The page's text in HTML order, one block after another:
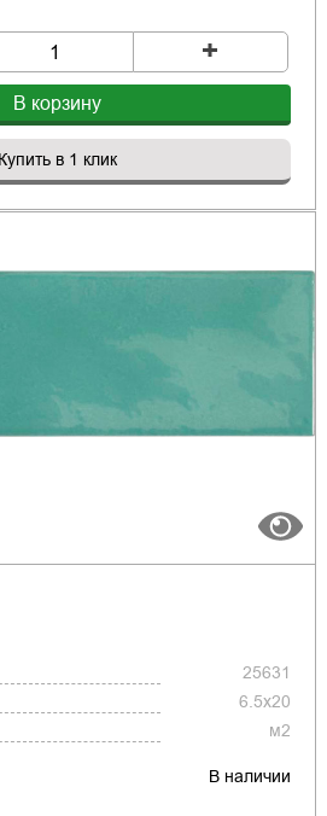
+
В корзину
Купить в 1 клик
25631
6.5x20
м2
В наличии